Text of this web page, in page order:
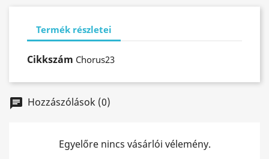
Termék részletei
Cikkszám Chorus23
chat Hozzászólások (0)
Egyelőre nincs vásárlói vélemény.